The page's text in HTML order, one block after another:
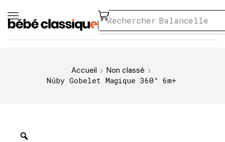
Rechercher Balancelle
Accueil
Non classé
Nûby Gobelet Magique 360° 6m+